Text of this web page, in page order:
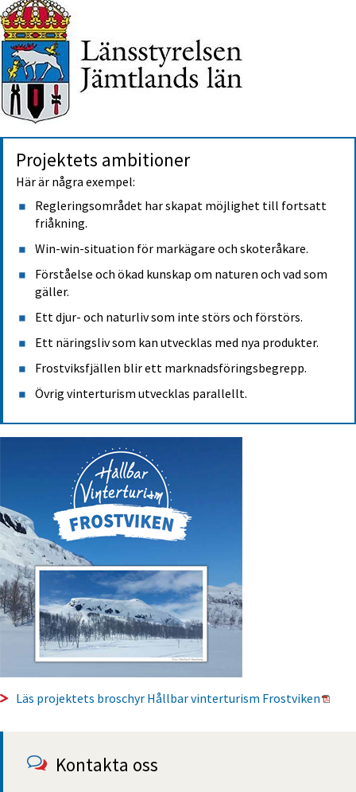
Projektets ambitioner
Här är några exempel:
Regleringsområdet har skapat möjlighet till fortsatt
friåkning.
Win-win-situation för markägare och skoteråkare.
Förståelse och ökad kunskap om naturen och vad som
gäller.
Ett djur- och naturliv som inte störs och förstörs.
Ett näringsliv som kan utvecklas med nya produkter.
Frostviksfjällen blir ett marknadsföringsbegrepp.
Övrig vinterturism utvecklas parallellt.
Läs projektets broschyr Hållbar vinterturism Frostviken Pdf,
Kontakta oss